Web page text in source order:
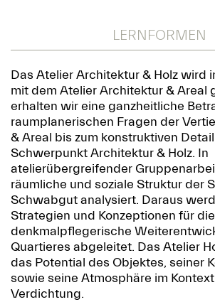
LERNFORMEN
Das Atelier Architektur & Holz wird
mit dem Atelier Architektur & Areal
erhalten wir eine ganzheitliche
raumplanerischen Fragen der
& Areal bis zum konstruktiven
Schwerpunkt Architektur & Holz. In
atelierübergreifender
räumliche und soziale Struktur der
Schwabgut analysiert. Daraus
Strategien und Konzeptionen für die
denkmalpflegerische
Quartieres abgeleitet. Das Atelier
das Potential des Objektes, seiner
sowie seine Atmosphäre im
Verdichtung.